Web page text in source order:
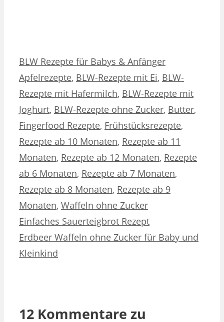
Kategorien
BLW Rezepte für Babys & AnfängerSchlagwörter
Apfelrezepte, BLW-Rezepte mit Ei, BLW-
Rezepte mit Hafermilch, BLW-Rezepte mit
Joghurt, BLW-Rezepte ohne Zucker, Butter,
Fingerfood Rezepte, Frühstücksrezepte,
Rezepte ab 10 Monaten, Rezepte ab 11
Monaten, Rezepte ab 12 Monaten, Rezepte
ab 6 Monaten, Rezepte ab 7 Monaten,
Rezepte ab 8 Monaten, Rezepte ab 9
Monaten, Waffeln ohne Zucker
Einfaches Sauerteigbrot Rezept
Erdbeer Waffeln ohne Zucker für Baby und
Kleinkind
12 Kommentare zu